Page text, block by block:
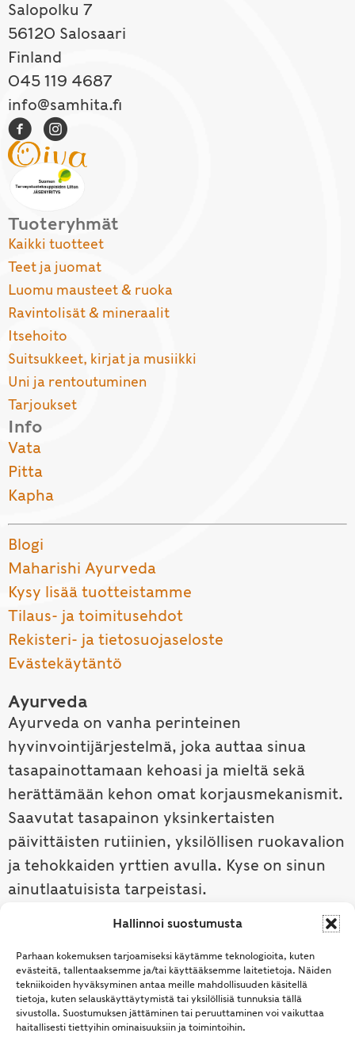
Hallinnoi suostumusta
Parhaan kokemuksen tarjoamiseksi käytämme teknologioita, kuten
evästeitä, tallentaaksemme ja/tai käyttääksemme laitetietoja. Näiden
tekniikoiden hyväksyminen antaa meille mahdollisuuden käsitellä
tietoja, kuten selauskäyttäytymistä tai yksilöllisiä tunnuksia tällä
sivustolla. Suostumuksen jättäminen tai peruuttaminen voi vaikuttaa
haitallisesti tiettyihin ominaisuuksiin ja toimintoihin.
Salopolku 7
56120 Salosaari
Finland
045 119 4687
info@samhita.fi
Tuoteryhmät
Kaikki tuotteet
Teet ja juomat
Luomu mausteet & ruoka
Ravintolisät & mineraalit
Itsehoito
Suitsukkeet, kirjat ja musiikki
Uni ja rentoutuminen
Tarjoukset
Info
Vata
Pitta
Kapha
Blogi
Maharishi Ayurveda
Kysy lisää tuotteistamme
Tilaus- ja toimitusehdot
Rekisteri- ja tietosuojaseloste
Evästekäytäntö
Ayurveda
Ayurveda on vanha perinteinen
hyvinvointijärjestelmä, joka auttaa sinua
tasapainottamaan kehoasi ja mieltä sekä
herättämään kehon omat korjausmekanismit.
Saavutat tasapainon yksinkertaisten
päivittäisten rutiinien, yksilöllisen ruokavalion
ja tehokkaiden yrttien avulla. Kyse on sinun
ainutlaatuisista tarpeistasi.
Tutustu ayurvedaan →